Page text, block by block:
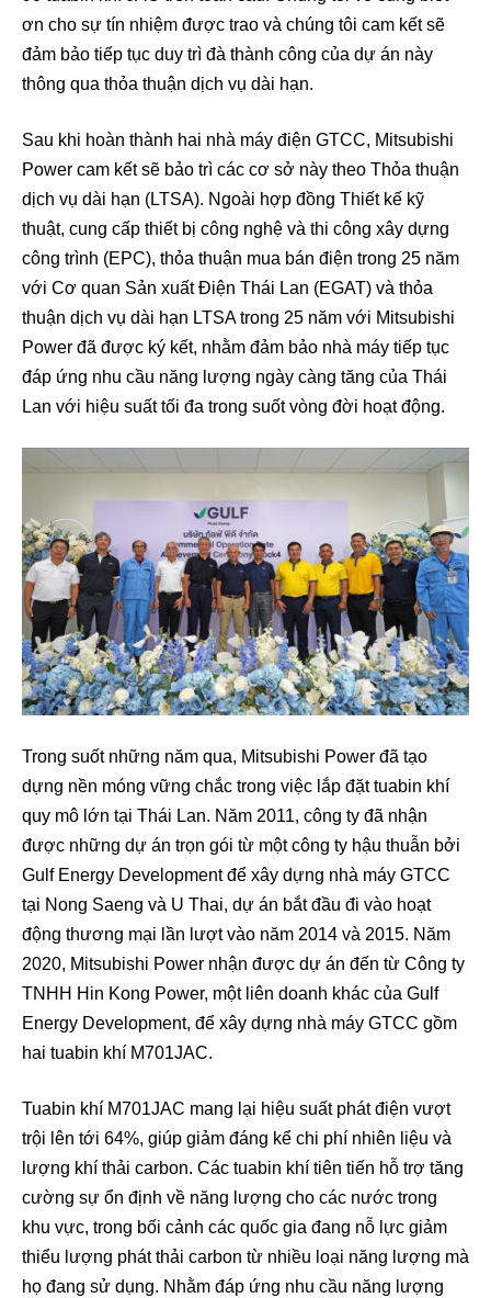
ơn cho sự tín nhiệm được trao và chúng tôi cam kết sẽ
đảm bảo tiếp tục duy trì đà thành công của dự án này
thông qua thỏa thuận dịch vụ dài hạn.
Sau khi hoàn thành hai nhà máy điện GTCC, Mitsubishi
Power cam kết sẽ bảo trì các cơ sở này theo Thỏa thuận
dịch vụ dài hạn (LTSA). Ngoài hợp đồng Thiết kế kỹ
thuật, cung cấp thiết bị công nghệ và thi công xây dựng
công trình (EPC), thỏa thuận mua bán điện trong 25 năm
với Cơ quan Sản xuất Điện Thái Lan (EGAT) và thỏa
thuận dịch vụ dài hạn LTSA trong 25 năm với Mitsubishi
Power đã được ký kết, nhằm đảm bảo nhà máy tiếp tục
đáp ứng nhu cầu năng lượng ngày càng tăng của Thái
Lan với hiệu suất tối đa trong suốt vòng đời hoạt động.
Trong suốt những năm qua, Mitsubishi Power đã tạo
dựng nền móng vững chắc trong việc lắp đặt tuabin khí
quy mô lớn tại Thái Lan. Năm 2011, công ty đã nhận
được những dự án trọn gói từ một công ty hậu thuẫn bởi
Gulf Energy Development để xây dựng nhà máy GTCC
tại Nong Saeng và U Thai, dự án bắt đầu đi vào hoạt
động thương mại lần lượt vào năm 2014 và 2015. Năm
2020, Mitsubishi Power nhận được dự án đến từ Công ty
TNHH Hin Kong Power, một liên doanh khác của Gulf
Energy Development, để xây dựng nhà máy GTCC gồm
hai tuabin khí M701JAC.
Tuabin khí M701JAC mang lại hiệu suất phát điện vượt
trội lên tới 64%, giúp giảm đáng kể chi phí nhiên liệu và
lượng khí thải carbon. Các tuabin khí tiên tiến hỗ trợ tăng
cường sự ổn định về năng lượng cho các nước trong
khu vực, trong bối cảnh các quốc gia đang nỗ lực giảm
thiểu lượng phát thải carbon từ nhiều loại năng lượng mà
họ đang sử dụng. Nhằm đáp ứng nhu cầu năng lượng